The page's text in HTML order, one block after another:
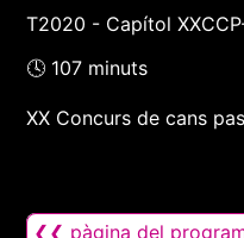
T2020 - Capítol
🕓 107 minuts
XX Concurs de cans
❮❮ pàgina del